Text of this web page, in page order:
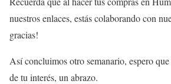
nuestros enlaces, estás colaborando con
gracias!
Así concluimos otro semanario, espero
de tu interés, un abrazo.